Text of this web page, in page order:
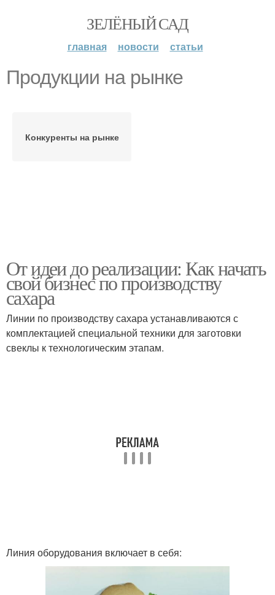
ЗЕЛЁНЫЙ САД
главная новости статьи
Продукции на рынке
Конкуренты на рынке
От идеи до реализации: Как начать
свой бизнес по производству
сахара
Линии по производству сахара устанавливаются с
комплектацией специальной техники для заготовки
свеклы к технологическим этапам.
Линия оборудования включает в себя: